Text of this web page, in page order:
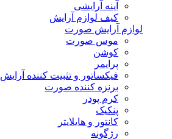
آینه آرایشی
کیف لوازم آرایش
لوازم آرایش صورت
موس صورت
کوشن
پرایمر
فیکساتور و تثبیت کننده آرایش
برنزه کننده صورت
کرم پودر
پنکیک
کانتور و هایلایتر
رژگونه